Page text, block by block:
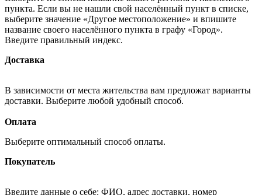
пункта. Если вы не нашли свой населённый пункт в списке,
выберите значение «Другое местоположение» и впишите
название своего населённого пункта в графу «Город».
Введите правильный индекс.
Доставка
В зависимости от места жительства вам предложат варианты
доставки. Выберите любой удобный способ.
Оплата
Выберите оптимальный способ оплаты.
Покупатель
Введите данные о себе: ФИО, адрес доставки, номер